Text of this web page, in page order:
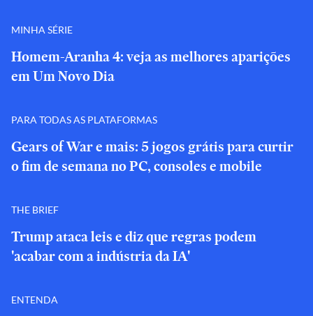
MINHA SÉRIE
Homem-Aranha 4: veja as melhores aparições
em Um Novo Dia
PARA TODAS AS PLATAFORMAS
Gears of War e mais: 5 jogos grátis para curtir
o fim de semana no PC, consoles e mobile
THE BRIEF
Trump ataca leis e diz que regras podem
'acabar com a indústria da IA'
ENTENDA